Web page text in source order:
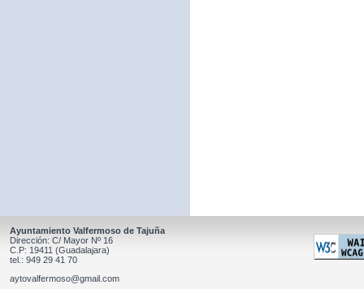
Ayuntamiento Valfermoso de Tajuña
Dirección: C/ Mayor Nº 16
C.P: 19411 (Guadalajara)
tel.: 949 29 41 70
aytovalfermoso@gmail.com